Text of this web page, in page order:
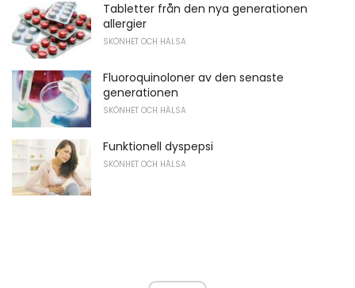
Tabletter från den nya generationen
allergier
SKÖNHET OCH HÄLSA
Fluoroquinoloner av den senaste
generationen
SKÖNHET OCH HÄLSA
Funktionell dyspepsi
SKÖNHET OCH HÄLSA